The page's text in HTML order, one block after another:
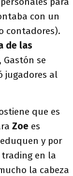
con un
contadores).
de las
Gastón se
jugadores al
que es
Zoe es
y por
en la
la cabeza